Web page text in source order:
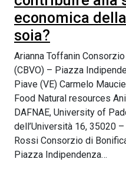
economica
soia?
Arianna Toffanin
(CBVO) – Piazza
Piave (VE) Carmelo
Food Natural resources
DAFNAE, University of
dell’Università 16, 35020
Rossi Consorzio di
Piazza Indipendenza…